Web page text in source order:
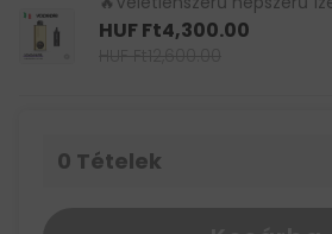
HUF Ft4,300.00
0 Tételek